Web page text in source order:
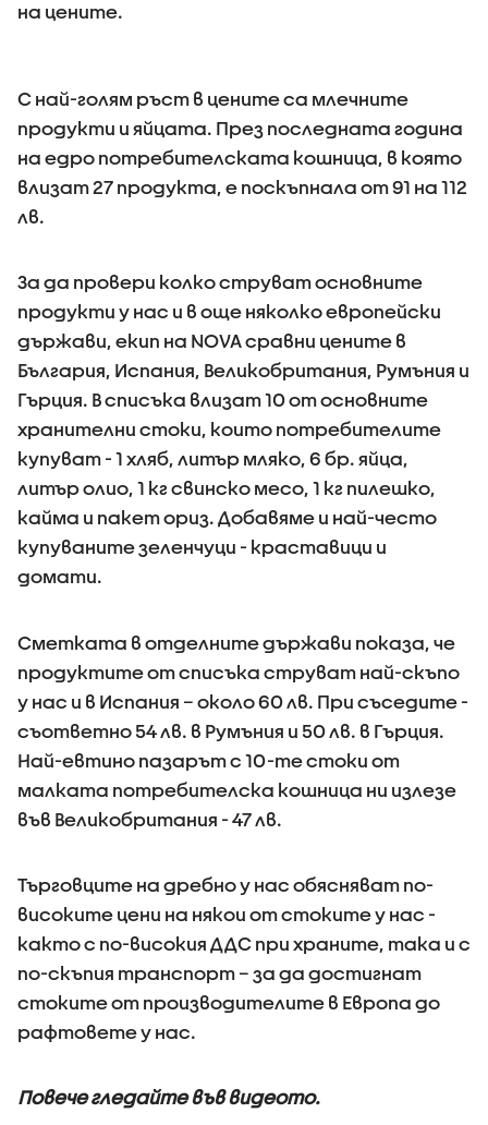
на цените.
С най-голям ръст в цените са млечните
продукти и яйцата. През последната година
на едро потребителската кошница, в която
влизат 27 продукта, е поскъпнала от 91 на 112
лв.
За да провери колко струват основните
продукти у нас и в още няколко европейски
държави, екип на NOVA сравни цените в
България, Испания, Великобритания, Румъния и
Гърция. В списъка влизат 10 от основните
хранителни стоки, които потребителите
купуват - 1 хляб, литър мляко, 6 бр. яйца,
литър олио, 1 кг свинско месо, 1 кг пилешко,
кайма и пакет ориз. Добавяме и най-често
купуваните зеленчуци - краставици и
домати.
Сметката в отделните държави показа, че
продуктите от списъка струват най-скъпо
у нас и в Испания – около 60 лв. При съседите -
съответно 54 лв. в Румъния и 50 лв. в Гърция.
Най-евтино пазарът с 10-те стоки от
малката потребителска кошница ни излезе
във Великобритания - 47 лв.
Търговците на дребно у нас обясняват по-
високите цени на някои от стоките у нас -
както с по-високия ДДС при храните, така и с
по-скъпия транспорт – за да достигнат
стоките от производителите в Европа до
рафтовете у нас.
Повече гледайте във видеото.